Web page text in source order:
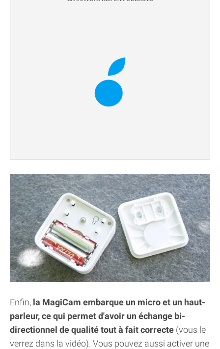
Enfin, la MagiCam embarque un micro et un haut-
parleur, ce qui permet d'avoir un échange bi-
directionnel de qualité tout à fait correcte (vous le
verrez dans la vidéo). Vous pouvez aussi activer une